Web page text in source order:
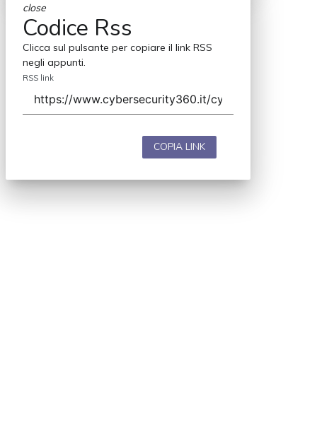
close
Codice Rss
Clicca sul pulsante per copiare il link RSS
negli appunti.
RSS link
COPIA LINK